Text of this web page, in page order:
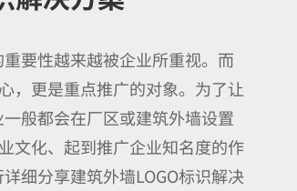
要性越来越被企业所重视。而
，更是重点推广的对象。为了让
般都会在厂区或建筑外墙设置
文化、起到推广企业知名度的作
细分享建筑外墙LOGO标识解决